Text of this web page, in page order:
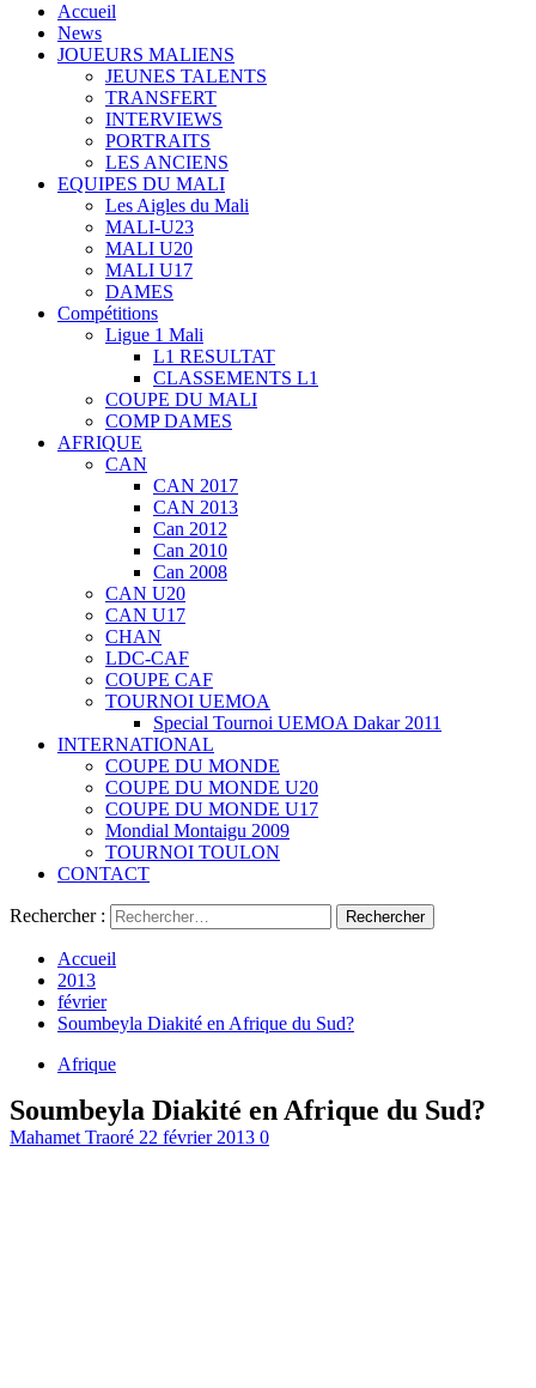
Accueil
News
JOUEURS MALIENS
JEUNES TALENTS
TRANSFERT
INTERVIEWS
PORTRAITS
LES ANCIENS
EQUIPES DU MALI
Les Aigles du Mali
MALI-U23
MALI U20
MALI U17
DAMES
Compétitions
Ligue 1 Mali
L1 RESULTAT
CLASSEMENTS L1
COUPE DU MALI
COMP DAMES
AFRIQUE
CAN
CAN 2017
CAN 2013
Can 2012
Can 2010
Can 2008
CAN U20
CAN U17
CHAN
LDC-CAF
COUPE CAF
TOURNOI UEMOA
Special Tournoi UEMOA Dakar 2011
INTERNATIONAL
COUPE DU MONDE
COUPE DU MONDE U20
COUPE DU MONDE U17
Mondial Montaigu 2009
TOURNOI TOULON
CONTACT
Rechercher :
Accueil
2013
février
Soumbeyla Diakité en Afrique du Sud?
Afrique
Soumbeyla Diakité en Afrique du Sud?
Mahamet Traoré 22 février 2013 0